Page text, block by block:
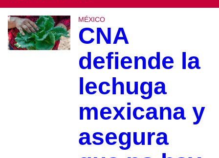
MÉXICO
CNA
defiende la
lechuga
mexicana y
asegura